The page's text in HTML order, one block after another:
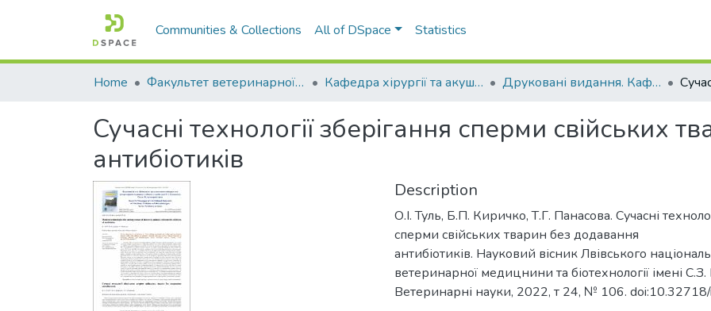
Communities & Collections All of DSpace Statistics
Home Факультет ветеринарної медицини Кафедра хірургії та акушерства Друковані видання. Кафедра хірургії та акушерства
Сучасні технології зберігання сперми свійських
антибіотиків
Description
О.І. Туль, Б.П. Киричко, Т.Г. Панасова. Сучасні
сперми свійських тварин без додавання
антибіотиків. Науковий вісник Лвівського
ветеринарної медицнини та біотехнології імені
Ветеринарні науки, 2022, т 24, № 106.